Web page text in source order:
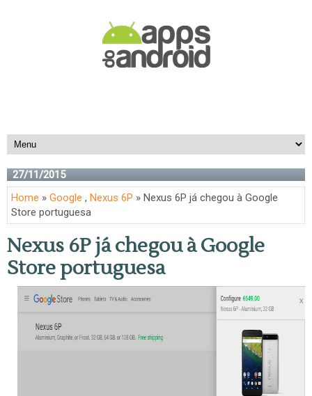
27/11/2015
Home » Google , Nexus 6P » Nexus 6P já chegou à Google
Store portuguesa
Nexus 6P já chegou à Google
Store portuguesa